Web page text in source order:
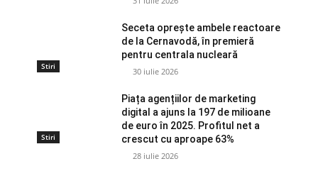
Stiri
Seceta oprește ambele reactoare
de la Cernavodă, în premieră
pentru centrala nucleară
30 iulie 2026
Stiri
Piața agențiilor de marketing
digital a ajuns la 197 de milioane
de euro în 2025. Profitul net a
crescut cu aproape 63%
28 iulie 2026